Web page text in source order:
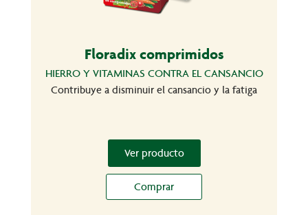
Floradix comprimidos
HIERRO Y VITAMINAS CONTRA EL CANSANCIO
Contribuye a disminuir el cansancio y la fatiga
Ver producto
Comprar